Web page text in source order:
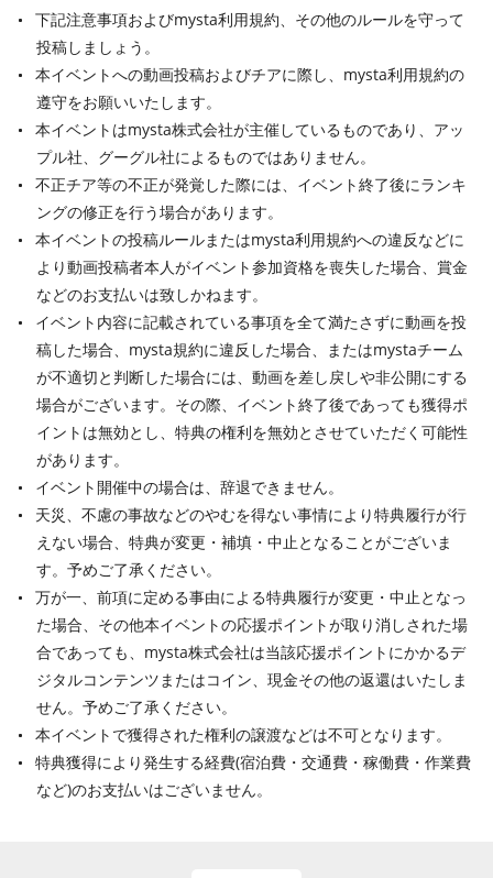
下記注意事項およびmysta利用規約、その他のルールを守って
投稿しましょう。
本イベントへの動画投稿およびチアに際し、mysta利用規約の
遵守をお願いいたします。
本イベントはmysta株式会社が主催しているものであり、アッ
プル社、グーグル社によるものではありません。
不正チア等の不正が発覚した際には、イベント終了後にランキ
ングの修正を行う場合があります。
本イベントの投稿ルールまたはmysta利用規約への違反などに
より動画投稿者本人がイベント参加資格を喪失した場合、賞金
などのお支払いは致しかねます。
イベント内容に記載されている事項を全て満たさずに動画を投
稿した場合、mysta規約に違反した場合、またはmystaチーム
が不適切と判断した場合には、動画を差し戻しや非公開にする
場合がございます。その際、イベント終了後であっても獲得ポ
イントは無効とし、特典の権利を無効とさせていただく可能性
があります。
イベント開催中の場合は、辞退できません。
天災、不慮の事故などのやむを得ない事情により特典履行が行
えない場合、特典が変更・補填・中止となることがございま
す。予めご了承ください。
万が一、前項に定める事由による特典履行が変更・中止となっ
た場合、その他本イベントの応援ポイントが取り消しされた場
合であっても、mysta株式会社は当該応援ポイントにかかるデ
ジタルコンテンツまたはコイン、現金その他の返還はいたしま
せん。予めご了承ください。
本イベントで獲得された権利の譲渡などは不可となります。
特典獲得により発生する経費(宿泊費・交通費・稼働費・作業費
など)のお支払いはございません。